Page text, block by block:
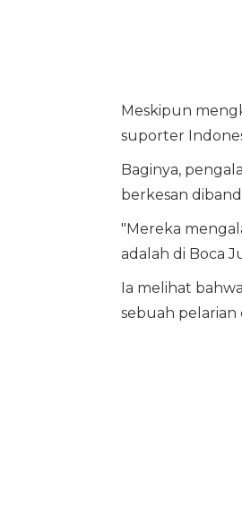
Meskipun
suporter
Baginya,
berkesan
"Mereka
adalah di Boca
Ia melihat
sebuah pelarian